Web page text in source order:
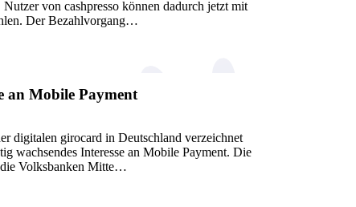
von cashpresso können dadurch jetzt mit
Der Bezahlvorgang…
an Mobile Payment
digitalen girocard in Deutschland verzeichnet
wachsendes Interesse an Mobile Payment. Die
die Volksbanken Mitte…